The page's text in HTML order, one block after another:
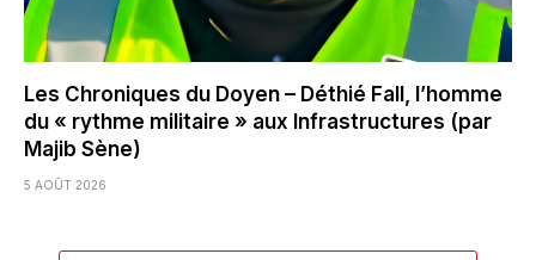
Les Chroniques du Doyen – Déthié Fall, l’homme
du « rythme militaire » aux Infrastructures (par
Majib Sène)
5 AOÛT 2026